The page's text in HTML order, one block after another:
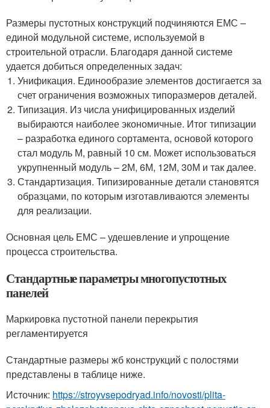
Размеры пустотных конструкций подчиняются ЕМС –
единой модульной системе, используемой в
строительной отрасли. Благодаря данной системе
удается добиться определенных задач:
Унификация. Единообразие элементов достигается за
счет ограничения возможных типоразмеров деталей.
Типизация. Из числа унифицированных изделий
выбираются наиболее экономичные. Итог типизации
– разработка единого сортамента, основой которого
стал модуль М, равный 10 см. Может использоваться
укрупненный модуль – 2М, 6М, 12М, 30М и так далее.
Стандартизация. Типизированные детали становятся
образцами, по которым изготавливаются элементы
для реализации.
Основная цель ЕМС – удешевление и упрощение
процесса строительства.
Стандартные параметры многопустотных
панелей
Маркировка пустотной панели перекрытия
регламентируется
Стандартные размеры жб конструкций с полостями
представлены в таблице ниже.
Источник: https://stroyvsepodryad.info/novosti/plita-